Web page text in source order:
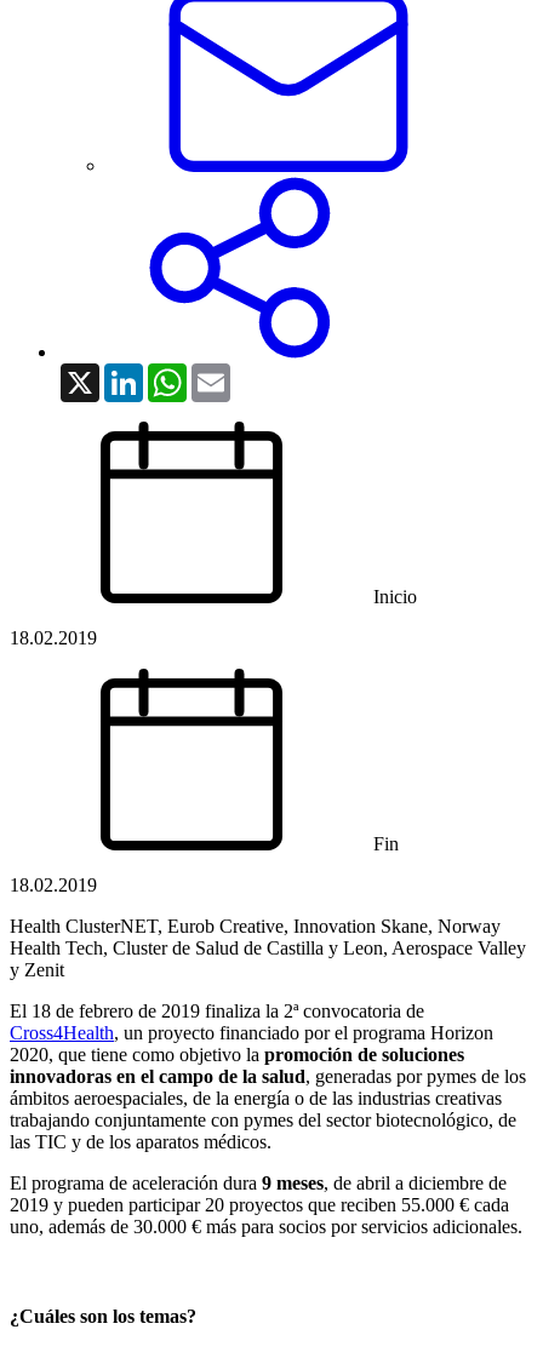
X LinkedInWhatsApp
Inicio
18.02.2019
Fin
18.02.2019
Health ClusterNET, Eurob Creative, Innovation Skane, Norway
Health Tech, Cluster de Salud de Castilla y Leon, Aerospace Valley
y Zenit
El 18 de febrero de 2019 finaliza la 2ª convocatoria de
Cross4Health, un proyecto financiado por el programa Horizon
2020, que tiene como objetivo la promoción de soluciones
innovadoras en el campo de la salud, generadas por pymes de los
ámbitos aeroespaciales, de la energía o de las industrias creativas
trabajando conjuntamente con pymes del sector biotecnológico, de
las TIC y de los aparatos médicos.
El programa de aceleración dura 9 meses, de abril a diciembre de
2019 y pueden participar 20 proyectos que reciben 55.000 € cada
uno, además de 30.000 € más para socios por servicios adicionales.
¿Cuáles son los temas?